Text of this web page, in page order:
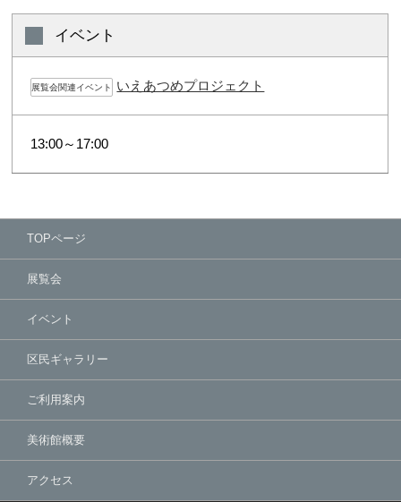
イベント
展覧会関連イベント いえあつめプロジェクト
13:00～17:00
TOPページ
展覧会
イベント
区民ギャラリー
ご利用案内
美術館概要
アクセス